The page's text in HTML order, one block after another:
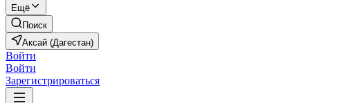
Ещё
Поиск
Аксай (Дагестан)
Войти
Войти
Зарегистрироваться